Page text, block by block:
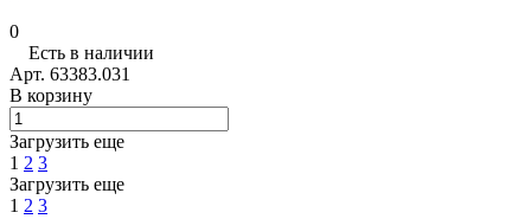
0
Есть в наличии
Арт. 63383.031
В корзину
Загрузить еще
1 2 3
Загрузить еще
1 2 3